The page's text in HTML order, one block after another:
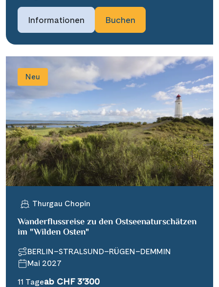
Informationen Buchen
Neu
Thurgau Chopin
Wanderflussreise zu den Ostseenaturschätzen
im "Wilden Osten"
BERLIN–STRALSUND–RÜGEN–DEMMIN
Mai 2027
11 Tageab CHF 3’300